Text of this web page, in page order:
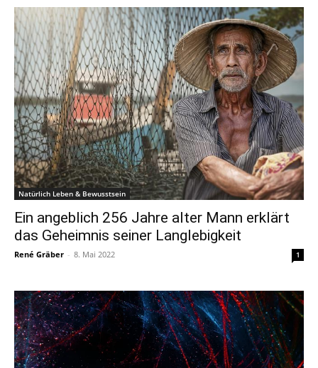
Natürlich Leben & Bewusstsein
Ein angeblich 256 Jahre alter Mann erklärt
das Geheimnis seiner Langlebigkeit
René Gräber - 8. Mai 2022 1